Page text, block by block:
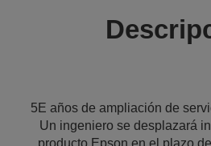
5E años de ampliación de
Un ingeniero se desplazará
producto Epson en el plazo